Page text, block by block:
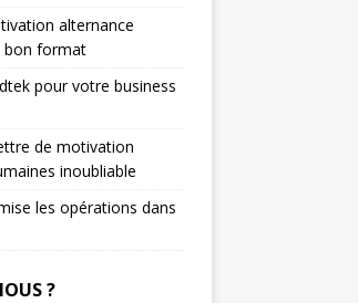
alternance
bon format
pour votre business
de motivation
inoubliable
les opérations dans
?